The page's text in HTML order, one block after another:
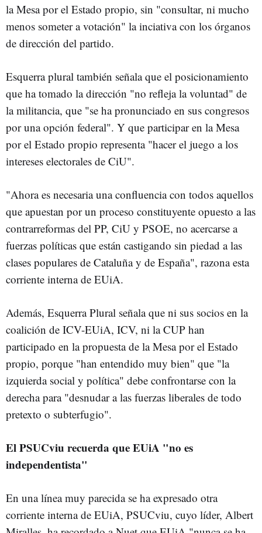
la Mesa por el Estado propio, sin "consultar, ni mucho
menos someter a votación" la inciativa con los órganos
de dirección del partido.
Esquerra plural también señala que el posicionamiento
que ha tomado la dirección "no refleja la voluntad" de
la militancia, que "se ha pronunciado en sus congresos
por una opción federal". Y que participar en la Mesa
por el Estado propio representa "hacer el juego a los
intereses electorales de CiU".
"Ahora es necesaria una confluencia con todos aquellos
que apuestan por un proceso constituyente opuesto a las
contrarreformas del PP, CiU y PSOE, no acercarse a
fuerzas políticas que están castigando sin piedad a las
clases populares de Cataluña y de España", razona esta
corriente interna de EUiA.
Además, Esquerra Plural señala que ni sus socios en la
coalición de ICV-EUiA, ICV, ni la CUP han
participado en la propuesta de la Mesa por el Estado
propio, porque "han entendido muy bien" que "la
izquierda social y política" debe confrontarse con la
derecha para "desnudar a las fuerzas liberales de todo
pretexto o subterfugio".
El PSUCviu recuerda que EUiA "no es
independentista"
En una línea muy parecida se ha expresado otra
corriente interna de EUiA, PSUCviu, cuyo líder, Albert